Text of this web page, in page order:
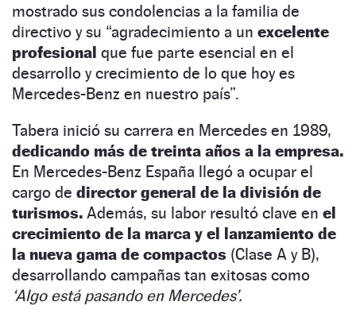
mostrado sus condolencias a la familia de
directivo y su “agradecimiento a un excelente
profesional que fue parte esencial en el
desarrollo y crecimiento de lo que hoy es
Mercedes-Benz en nuestro país”.
Tabera inició su carrera en Mercedes en 1989,
dedicando más de treinta años a la empresa.
En Mercedes-Benz España llegó a ocupar el
cargo de director general de la división de
turismos. Además, su labor resultó clave en el
crecimiento de la marca y el lanzamiento de
la nueva gama de compactos (Clase A y B),
desarrollando campañas tan exitosas como
‘Algo está pasando en Mercedes’.